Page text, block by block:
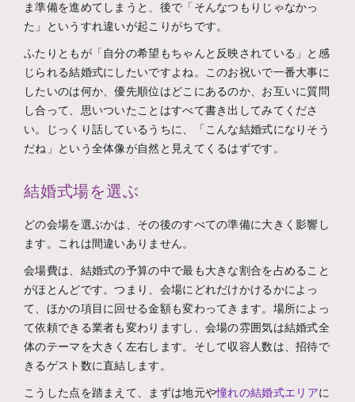
ま準備を進めてしまうと、後で「そんなつもりじゃなかっ
た」というすれ違いが起こりがちです。
ふたりともが「自分の希望もちゃんと反映されている」と感
じられる結婚式にしたいですよね。このお祝いで一番大事に
したいのは何か、優先順位はどこにあるのか、お互いに質問
し合って、思いついたことはすべて書き出してみてくださ
い。じっくり話しているうちに、「こんな結婚式になりそう
だね」という全体像が自然と見えてくるはずです。
結婚式場を選ぶ
どの会場を選ぶかは、その後のすべての準備に大きく影響し
ます。これは間違いありません。
会場費は、結婚式の予算の中で最も大きな割合を占めること
がほとんどです。つまり、会場にどれだけかけるかによっ
て、ほかの項目に回せる金額も変わってきます。場所によっ
て依頼できる業者も変わりますし、会場の雰囲気は結婚式全
体のテーマを大きく左右します。そして収容人数は、招待で
きるゲスト数に直結します。
こうした点を踏まえて、まずは地元や憧れの結婚式エリアに